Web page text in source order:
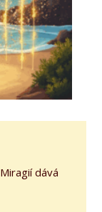
dává